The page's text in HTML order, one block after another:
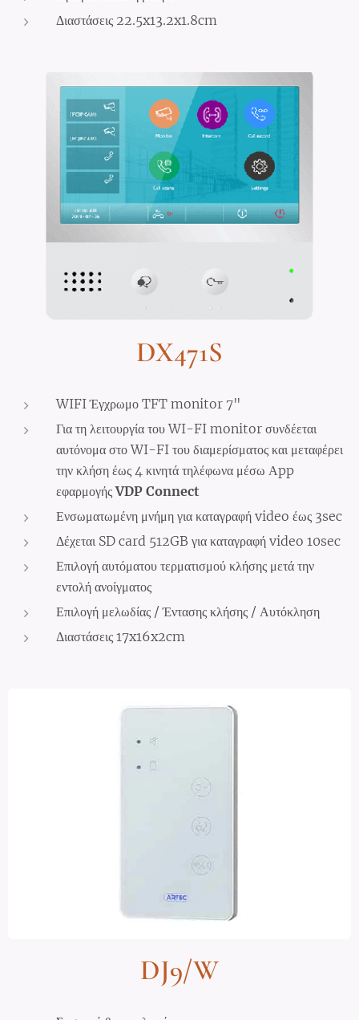
Διαστάσεις 22.5x13.2x1.8cm
DX471S
WIFI Έγχρωμο TFT monitor 7"
Για τη λειτουργία του WI-FI monitor συνδέεται
αυτόνομα στο WI-FI του διαμερίσματος και μεταφέρει
την κλήση έως 4 κινητά τηλέφωνα μέσω Αpp
εφαρμογήςVDP Connect
Ενσωματωμένη μνήμη για καταγραφή video έως 3sec
Δέχεται SD card 512GB για καταγραφή video 10sec
Επιλογή αυτόματου τερματισμού κλήσης μετά την
εντολή ανοίγματος
Επιλογή μελωδίας / Έντασης κλήσης / Αυτόκληση
Διαστάσεις 17x16x2cm
DJ9/W